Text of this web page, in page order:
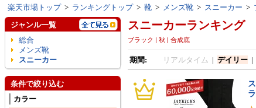
楽天市場トップ> ランキングトップ> 靴 > メンズ靴 > スニーカー >
スニーカーランキング
ブラック | 秋 | 合成底
期間: リアルタイム | デイリー|
ジャンル一覧
総合
メンズ靴
スニーカー
条件で絞り込む
カラー